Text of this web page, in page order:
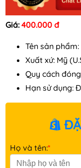
Giá: 400.000 đ
Tên sản phẩm:
Xuất xứ: Mỹ
Quy cách
Hạn sử dụng:
Họ và tên:*